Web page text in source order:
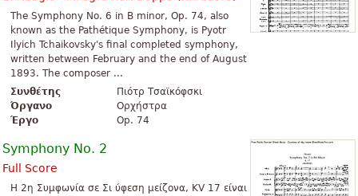
The Symphony No. 6 in B minor, Op. 74, also
known as the Pathétique Symphony, is Pyotr
Ilyich Tchaikovsky's final completed symphony,
written between February and the end of August
1893. The composer ...
Συνθέτης
Πιότρ Τσαϊκόφσκι
Όργανο
Ορχήστρα
Έργο
Op. 74
Symphony No. 2
Full Score
Η 2η Συμφωνία σε Σι ύφεση μείζονα, KV 17 είναι